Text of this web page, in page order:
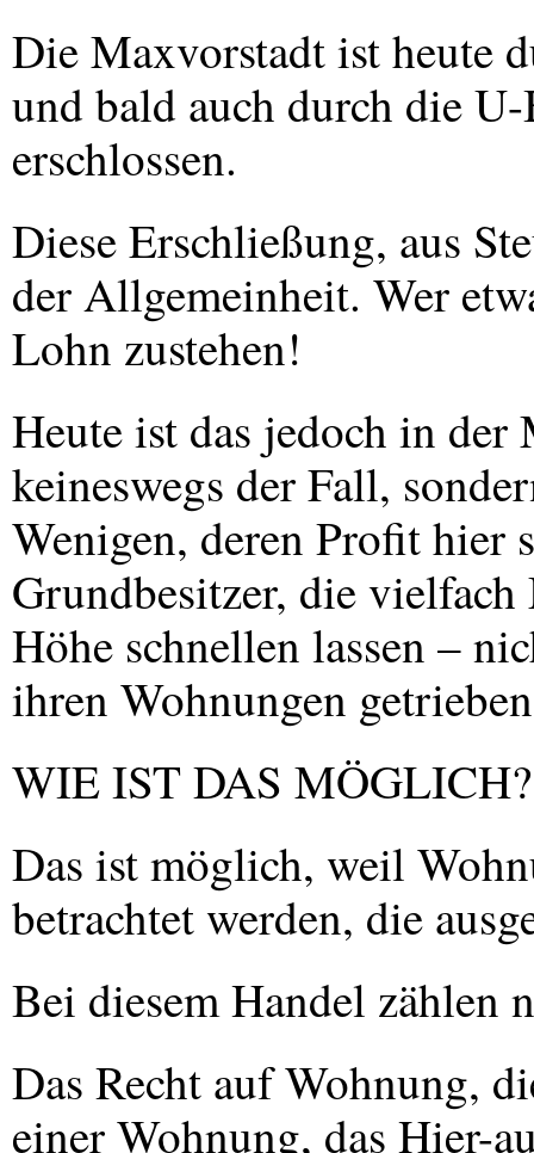
Die Maxvorstadt ist heute
und bald auch durch die
erschlossen.
Diese Erschließung, aus
der Allgemeinheit. Wer
Lohn zustehen!
Heute ist das jedoch in
keineswegs der Fall,
Wenigen, deren Profit hier
Grundbesitzer, die
Höhe schnellen lassen –
ihren Wohnungen
WIEISTDAS MÖGLICH?
Das ist möglich, weil
betrachtet werden, die
Bei diesem Handel zählen
Das Recht auf Wohnung,
einer Wohnung, das Hier-